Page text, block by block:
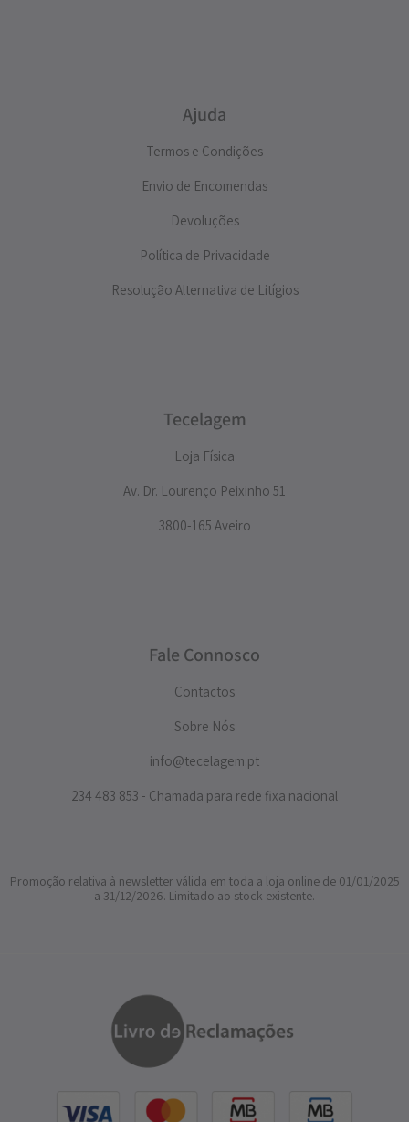
Ajuda
Termos e Condições
Envio de Encomendas
Devoluções
Política de Privacidade
Resolução Alternativa de Litígios
Tecelagem
Loja Física
Av. Dr. Lourenço Peixinho 51
3800-165 Aveiro
Fale Connosco
Contactos
Sobre Nós
info@tecelagem.pt
234 483 853 - Chamada para rede fixa nacional
Promoção relativa à newsletter válida em toda a loja online de 01/01/2025
a 31/12/2026. Limitado ao stock existente.